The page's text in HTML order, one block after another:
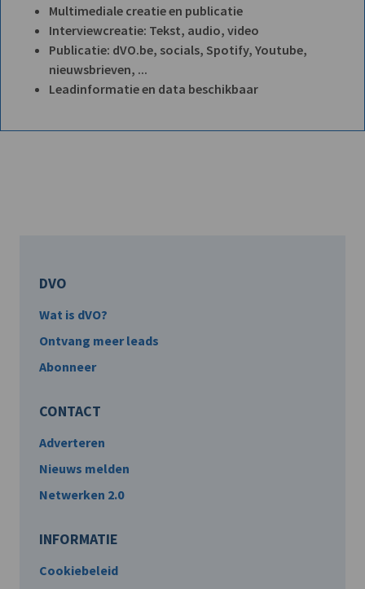
Multimediale creatie en publicatie
Interviewcreatie: Tekst, audio, video
Publicatie: dVO.be, socials, Spotify, Youtube,
nieuwsbrieven, ...
Leadinformatie en data beschikbaar
DVO
Wat is dVO?
Ontvang meer leads
Abonneer
CONTACT
Adverteren
Nieuws melden
Netwerken 2.0
INFORMATIE
Cookiebeleid